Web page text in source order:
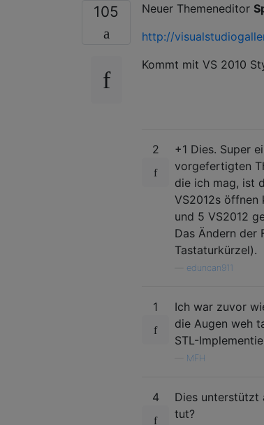
105 Neuer Themeneditor
http://
Kommt mit VS 2010
2
+1 Dies. Super
vorgefertigten
die ich mag, ist
VS2012s öffnen
und 5 VS2012
Das Ändern der
Tastaturkürzel).
eduncan911
1
Ich war zuvor
die Augen weh
STL-
MFH
4
Dies unterstützt
tut?